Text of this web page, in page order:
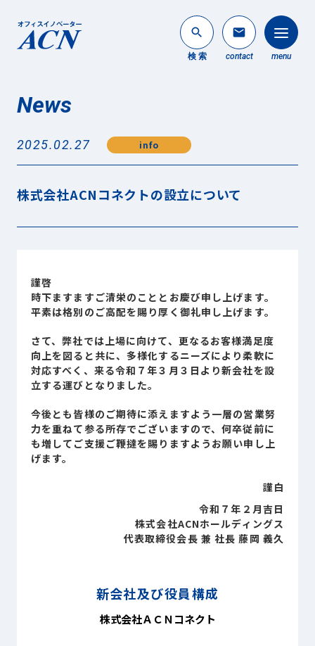
search
検 索
mail
contact menu
法人のお客様
個人のお客様
About ACN
ACNについて
News
最新情報
サステナビリティ
Recruit
採用情報
person お客様専用サイト
お問い合わせ
News
2025.02.27 info
株式会社ACNコネクトの設立について
謹啓
時下ますますご清栄のこととお慶び申し上げます。
平素は格別のご高配を賜り厚く御礼申し上げます。
さて、弊社では上場に向けて、更なるお客様満足度
向上を図ると共に、多様化するニーズにより柔軟に
対応すべく、来る令和７年３月３日より新会社を設
立する運びとなりました。
今後とも皆様のご期待に添えますよう一層の営業努
力を重ねて参る所存でございますので、何卒従前に
も増してご支援ご鞭撻を賜りますようお願い申し上
げます。
謹白
令和７年２月吉日
株式会社ACNホールディングス
代表取締役会長 兼 社長 藤岡 義久
新会社及び役員構成
株式会社ＡＣＮコネクト